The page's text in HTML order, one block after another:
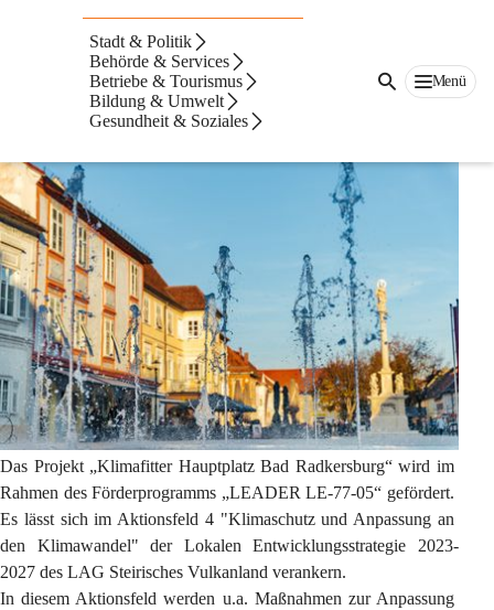
Stadt & Politik
Behörde & Services
Betriebe & Tourismus
Bildung & Umwelt
Gesundheit & Soziales
Menü
Projekt „Klimafitter
Hauptplatz Bad
Radkersburg"
Das Projekt „Klimafitter Hauptplatz Bad Radkersburg“ wird im
Rahmen des Förderprogramms „LEADER LE-77-05“ gefördert.
Es lässt sich im Aktionsfeld 4 "Klimaschutz und Anpassung an
den Klimawandel" der Lokalen Entwicklungsstrategie 2023-
2027 des LAG Steirisches Vulkanland verankern.
In diesem Aktionsfeld werden u.a. Maßnahmen zur Anpassung